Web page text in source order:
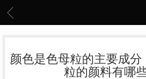
颜色是色母粒的主要成分
粒的颜料有哪